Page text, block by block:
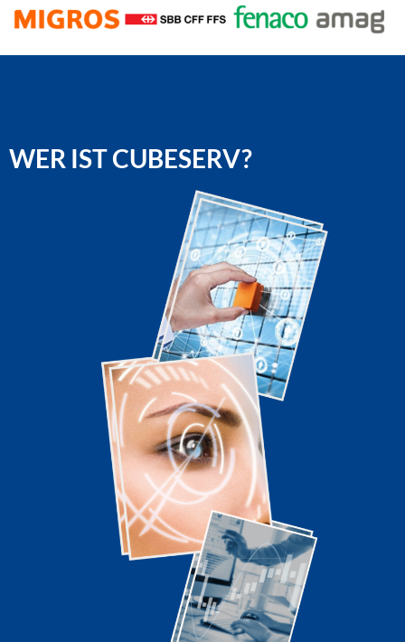
WER IST CUBESERV?